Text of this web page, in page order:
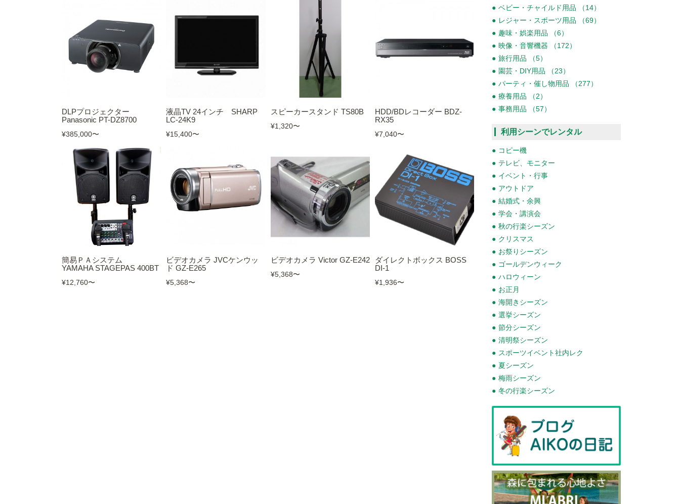
DLPプロジェクター
Panasonic PT-DZ8700
¥385,000〜
液晶TV 24インチ SHARP
LC-24K9
¥15,400〜
スピーカースタンド TS80B
¥1,320〜
HDD/BDレコーダー BDZ-
RX35
¥7,040〜
簡易ＰＡシステム
YAMAHA STAGEPAS 400BT
¥12,760〜
ビデオカメラ JVCケンウッ
ド GZ-E265
¥5,368〜
ビデオカメラ Victor GZ-E242
¥5,368〜
ダイレクトボックス BOSS
DI-1
¥1,936〜
ベビー・チャイルド用品 （14）
レジャー・スポーツ用品 （69）
趣味・娯楽用品 （6）
映像・音響機器 （172）
旅行用品 （5）
園芸・DIY用品 （23）
パーティ・催し物用品 （277）
療養用品 （2）
事務用品 （57）
利用シーンでレンタル
コピー機
テレビ、モニター
イベント・行事
アウトドア
結婚式・余興
学会・講演会
秋の行楽シーズン
クリスマス
お祭りシーズン
ゴールデンウィーク
ハロウィーン
お正月
海開きシーズン
選挙シーズン
節分シーズン
清明祭シーズン
スポーツイベント社内レク
夏シーズン
梅雨シーズン
冬の行楽シーズン